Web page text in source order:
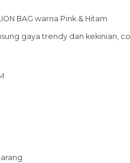
BAG warna Pink & Hitam
gaya trendy dan kekinian,